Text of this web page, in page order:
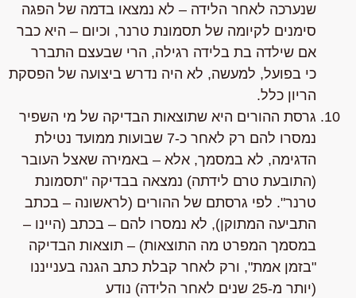
שנערכה לאחר הלידה – לא נמצאו בדמה של הפגה
סימנים לקיומה של תסמונת טרנר, וכיום – היא כבר
אם שילדה בת בלידה רגילה, הרי שבעצם התברר
כי בפועל, למעשה, לא היה נדרש ביצועה של הפסקת
הריון כלל.
גרסת ההורים היאשתוצאות הבדיקה של מי השפיר
נמסרו להם רק לאחר כ-7 שבועות ממועד נטילת
הדגימה, לא במסמך, אלא – באמירה שאצל העובר
(התובעת טרם לידתה) נמצאה בבדיקה "תסמונת
טרנר". לפי גרסתם של ההורים (לראשונה – בכתב
התביעה המתוקן), לא נמסרו להם – בכתב(היינו –
במסמך המפרט מה התוצאות) – תוצאות הבדיקה
"בזמן אמת", ורק לאחר קבלת כתב הגנה בענייננו
(יותר מ-25 שנים לאחר הלידה) נודע